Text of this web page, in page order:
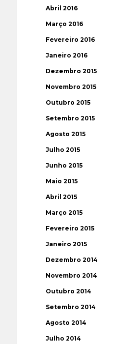
Abril 2016
Março 2016
Fevereiro 2016
Janeiro 2016
Dezembro 2015
Novembro 2015
Outubro 2015
Setembro 2015
Agosto 2015
Julho 2015
Junho 2015
Maio 2015
Abril 2015
Março 2015
Fevereiro 2015
Janeiro 2015
Dezembro 2014
Novembro 2014
Outubro 2014
Setembro 2014
Agosto 2014
Julho 2014